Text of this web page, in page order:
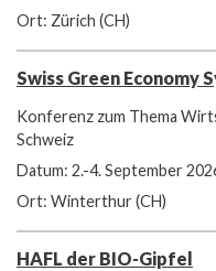
Ort: Zürich (CH)
Swiss Green Economy
Konferenz zum Thema
Schweiz
Datum: 2.-4. September
Ort: Winterthur (CH)
HAFL der BIO-Gipfel